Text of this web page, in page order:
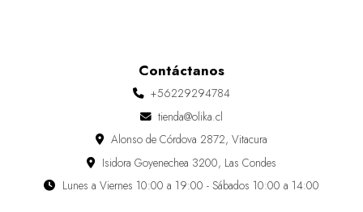
Contáctanos
+56229294784
tienda@olika.cl
Alonso de Córdova 2872, Vitacura
Isidora Goyenechea 3200, Las Condes
Lunes a Viernes 10:00 a 19:00 - Sábados 10:00 a 14:00